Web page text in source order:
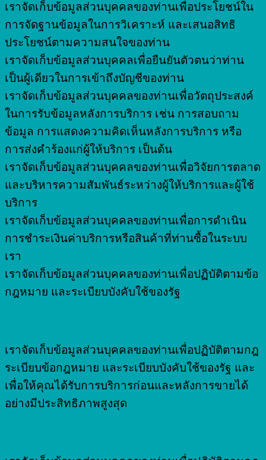
เราจัดเก็บข้อมูลส่วนบุคคลของท่านเพื่อประโยชน์ใน
การจัดฐานข้อมูลในการวิเคราะห์ และเสนอสิทธิ
ประโยชน์ตามความสนใจของท่าน
เราจัดเก็บข้อมูลส่วนบุคคลเพื่อยืนยันตัวตนว่าท่าน
เป็นผู้เดียวในการเข้าถึงบัญชีของท่าน
เราจัดเก็บข้อมูลส่วนบุคคลของท่านเพื่อวัตถุประสงค์
ในการรับข้อมูลหลังการบริการ เช่น การสอบถาม
ข้อมูล การแสดงความคิดเห็นหลังการบริการ หรือ
การส่งคำร้องแก่ผู้ให้บริการ เป็นต้น
เราจัดเก็บข้อมูลส่วนบุคคลของท่านเพื่อวิจัยการตลาด
และบริหารความสัมพันธ์ระหว่างผู้ให้บริการและผู้ใช้
บริการ
เราจัดเก็บข้อมูลส่วนบุคคลของท่านเพื่อการดำเนิน
การชำระเงินค่าบริการหรือสินค้าที่ท่านซื้อในระบบ
เรา
เราจัดเก็บข้อมูลส่วนบุคคลของท่านเพื่อปฏิบัติตามข้อ
กฎหมาย และระเบียบบังคับใช้ของรัฐ
เราจัดเก็บข้อมูลส่วนบุคคลของท่านเพื่อปฏิบัติตามกฎ
ระเบียบข้อกฎหมาย และระเบียบบังคับใช้ของรัฐ และ
เพื่อให้คุณได้รับการบริการก่อนและหลังการขายได้
อย่างมีประสิทธิภาพสูงสุด